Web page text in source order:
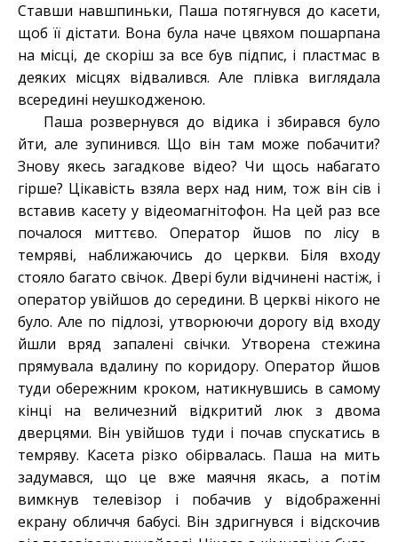
Ставши навшпиньки, Паша потягнувся до касети,
щоб її дістати. Вона була наче цвяхом пошарпана
на місці, де скоріш за все був підпис, і пластмас в
деяких місцях відвалився. Але плівка виглядала
всередині неушкодженою.
Паша розвернувся до відика і збирався було
йти, але зупинився. Що він там може побачити?
Знову якесь загадкове відео? Чи щось набагато
гірше? Цікавість взяла верх над ним, тож він сів і
вставив касету у відеомагнітофон. На цей раз все
почалося миттєво. Оператор йшов по лісу в
темряві, наближаючись до церкви. Біля входу
стояло багато свічок. Двері були відчинені настіж, і
оператор увійшов до середини. В церкві нікого не
було. Але по підлозі, утворюючи дорогу від входу
йшли вряд запалені свічки. Утворена стежина
прямувала вдалину по коридору. Оператор йшов
туди обережним кроком, натикнувшись в самому
кінці на величезний відкритий люк з двома
дверцями. Він увійшов туди і почав спускатись в
темряву. Касета різко обірвалась. Паша на мить
задумався, що це вже маячня якась, а потім
вимкнув телевізор і побачив у відображенні
екрану обличчя бабусі. Він здригнувся і відскочив